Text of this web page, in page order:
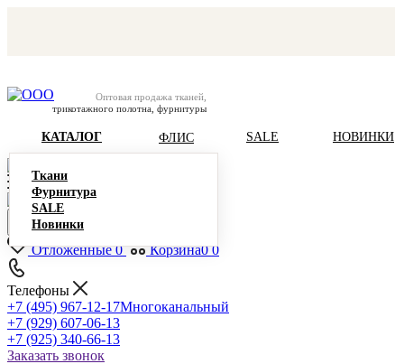
Оптовая продажа тканей,
трикотажного полотна, фурнитуры
КАТАЛОГ
Ткани
Фурнитура
SALE
Новинки
ФЛИС SALE НОВИНКИ
Отложенные 0 Корзина0 0
Телефоны
+7 (495) 967-12-17Многоканальный
+7 (929) 607-06-13
+7 (925) 340-66-13
Заказать звонок